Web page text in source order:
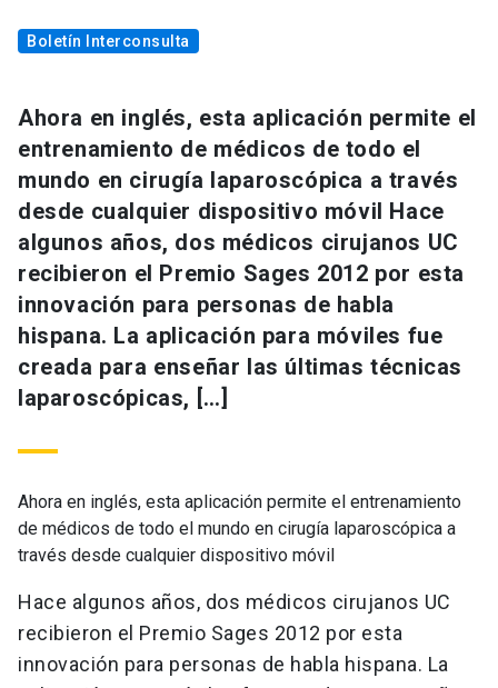
Boletín Interconsulta
Ahora en inglés, esta aplicación permite el
entrenamiento de médicos de todo el
mundo en cirugía laparoscópica a través
desde cualquier dispositivo móvil Hace
algunos años, dos médicos cirujanos UC
recibieron el Premio Sages 2012 por esta
innovación para personas de habla
hispana. La aplicación para móviles fue
creada para enseñar las últimas técnicas
laparoscópicas, […]
Ahora en inglés, esta aplicación permite el entrenamiento
de médicos de todo el mundo en cirugía laparoscópica a
través desde cualquier dispositivo móvil
Hace algunos años, dos médicos cirujanos UC
recibieron el Premio Sages 2012 por esta
innovación para personas de habla hispana. La